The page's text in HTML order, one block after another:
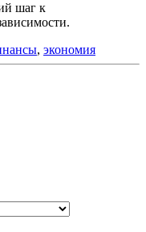
шаг к
, экономия